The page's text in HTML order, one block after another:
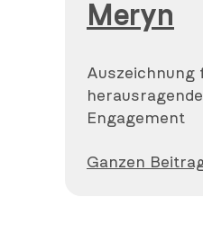
Meryn
Auszeichnung
Engagement
Ganzen